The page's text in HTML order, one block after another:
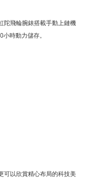
陀飛輪腕錶搭載手動上鏈機
時動力儲存。
可以欣賞精心布局的科技美